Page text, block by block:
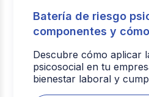
Batería de riesgo
componentes y
Descubre cómo aplicar
psicosocial en tu
bienestar laboral y